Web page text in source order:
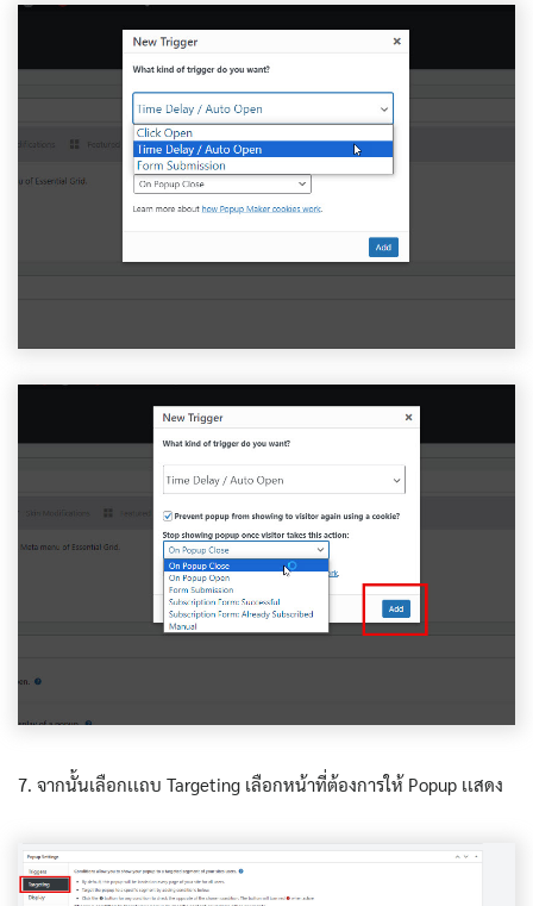
7. จากนั้นเลือกเเถบ Targeting เลือกหน้าที่ต้องการให้ Popup เเสดง